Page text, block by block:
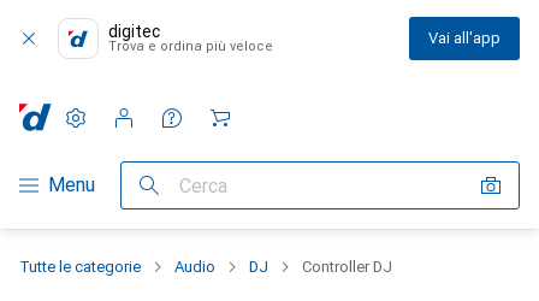
digitec
Trova e ordina più veloce Vai all'app
Categoria Navigazione
Menu Cerca
Impostazioni
Conto cliente
Liste di confronto
Liste dei desideri
Carrello
Tutte le categorie Audio DJ Controller DJ